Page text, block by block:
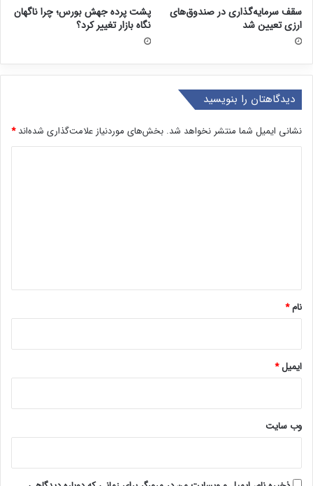
سقف سرمایه‌گذاری در صندوق‌های
ارزی تعیین شد
پشت پرده جهش بورس؛ چرا ناگهان
نگاه بازار تغییر کرد؟
دیدگاهتان را بنویسید
نشانی ایمیل شما منتشر نخواهد شد. بخش‌های موردنیاز علامت‌گذاری شده‌اند*
نام*
ایمیل*
وب‌ سایت